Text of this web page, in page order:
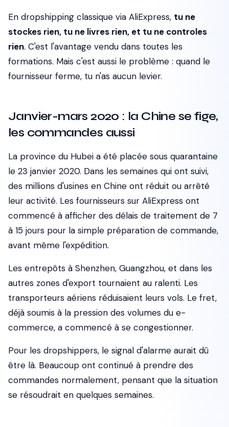
En dropshipping classique via AliExpress, tu ne
stockes rien, tu ne livres rien, et tu ne controles
rien. C'est l'avantage vendu dans toutes les
formations. Mais c'est aussi le problème : quand le
fournisseur ferme, tu n'as aucun levier.
Janvier-mars 2020 : la Chine se fige,
les commandes aussi
La province du Hubei a été placée sous quarantaine
le 23 janvier 2020. Dans les semaines qui ont suivi,
des millions d'usines en Chine ont réduit ou arrêté
leur activité. Les fournisseurs sur AliExpress ont
commencé à afficher des délais de traitement de 7
à 15 jours pour la simple préparation de commande,
avant même l'expédition.
Les entrepôts à Shenzhen, Guangzhou, et dans les
autres zones d'export tournaient au ralenti. Les
transporteurs aériens réduisaient leurs vols. Le fret,
déjà soumis à la pression des volumes du e-
commerce, a commencé à se congestionner.
Pour les dropshippers, le signal d'alarme aurait dû
être là. Beaucoup ont continué à prendre des
commandes normalement, pensant que la situation
se résoudrait en quelques semaines.